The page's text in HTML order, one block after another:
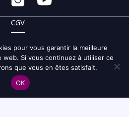
CGV
et de gestion des cookies
Site map
pour vous garantir la meilleure
Si vous continuez à utiliser ce
que vous en êtes satisfait.
OK